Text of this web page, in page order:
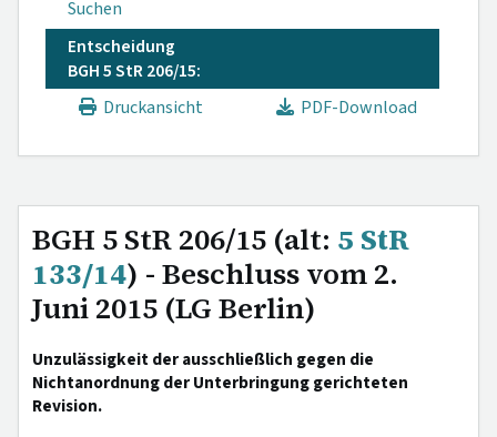
Suchen
Entscheidung
BGH 5 StR 206/15:
Druckansicht
PDF-Download
BGH 5 StR 206/15 (alt: 5 StR
133/14) - Beschluss vom 2.
Juni 2015 (LG Berlin)
Unzulässigkeit der ausschließlich gegen die
Nichtanordnung der Unterbringung gerichteten
Revision.